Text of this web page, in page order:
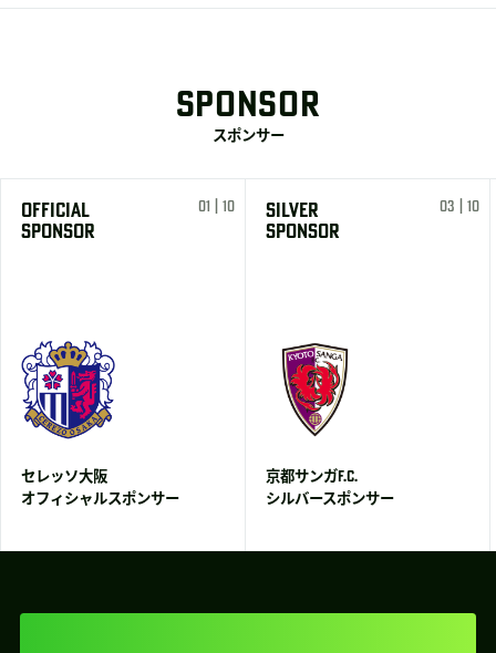
SPONSOR
スポンサー
OFFICIAL
SPONSOR
01 | 10
セレッソ大阪
オフィシャルスポンサー
SILVER
SPONSOR
03 | 10
京都サンガF.C.
シルバースポンサー